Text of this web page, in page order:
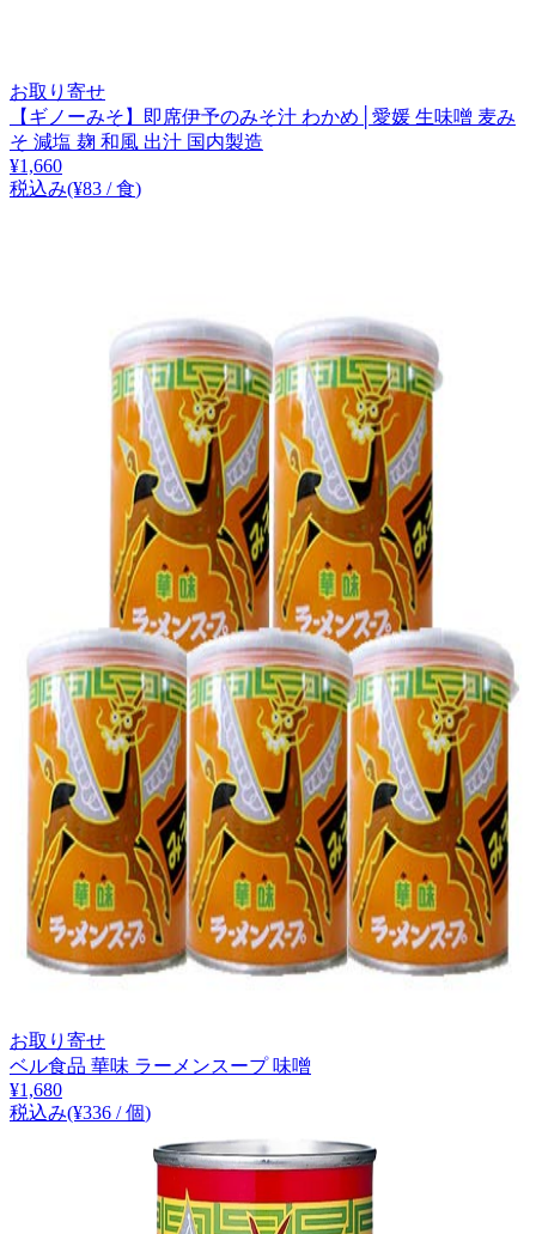
お取り寄せ
【ギノーみそ】即席伊予のみそ汁 わかめ│愛媛 生味噌 麦み
そ 減塩 麹 和風 出汁 国内製造
¥1,660
税込み(¥83 / 食)
お取り寄せ
ベル食品 華味 ラーメンスープ 味噌
¥1,680
税込み(¥336 / 個)